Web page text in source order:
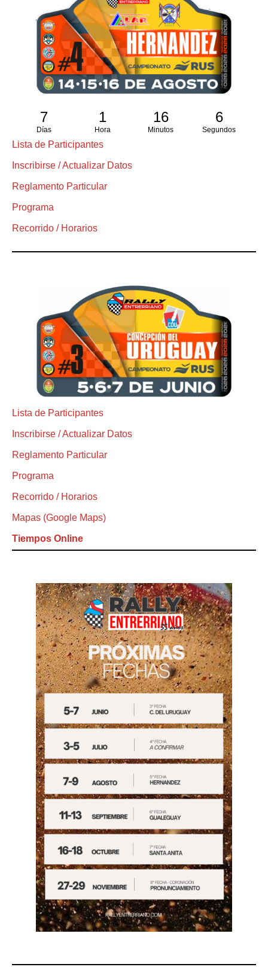
7
Días
1
Hora
16
Minutos
5
Segundos
Lista de Participantes
Inscribirse / Actualizar Datos
Reglamento Particular
Programa
Recorrido / Horarios
Lista de Participantes
Inscribirse / Actualizar Datos
Reglamento Particular
Programa
Recorrido / Horarios
Mapas (Google Maps)
Tiempos Online